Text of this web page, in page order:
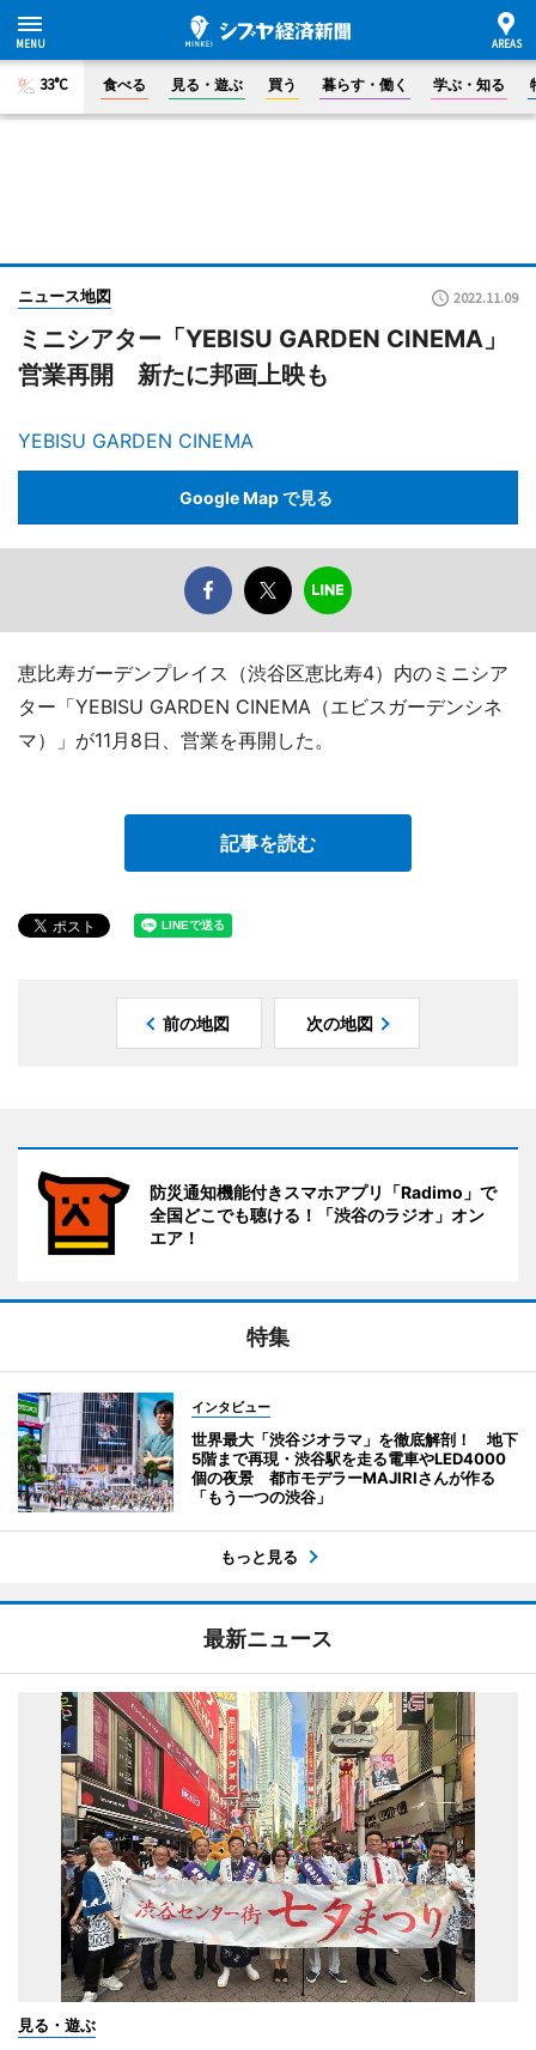
33°C 食べる 見る・遊ぶ 買う 暮らす・働く 学ぶ・知る
ニュース地図 2022.11.09
ミニシアター「YEBISU GARDEN CINEMA」
営業再開 新たに邦画上映も
YEBISU GARDEN CINEMA
Google Map で見る
恵比寿ガーデンプレイス（渋谷区恵比寿4）内のミニシア
ター「YEBISU GARDEN CINEMA（エビスガーデンシネ
マ）」が11月8日、営業を再開した。
記事を読む
前の地図 次の地図
防災通知機能付きスマホアプリ「Radimo」で
全国どこでも聴ける！「渋谷のラジオ」オン
エア！
特集
インタビュー
世界最大「渋谷ジオラマ」を徹底解剖！ 地下
5階まで再現・渋谷駅を走る電車やLED4000
個の夜景 都市モデラーMAJIRIさんが作る
「もう一つの渋谷」
もっと見る
最新ニュース
見る・遊ぶ